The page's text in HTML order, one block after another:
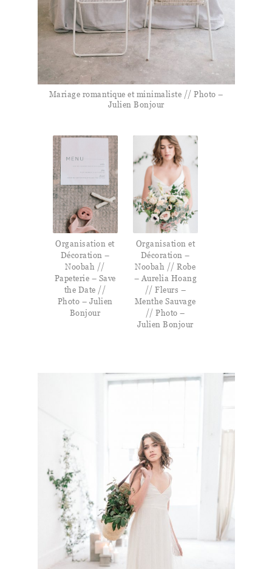
Mariage romantique et minimaliste // Photo –
Julien Bonjour
Organisation et
Décoration –
Noobah //
Papeterie – Save
the Date //
Photo – Julien
Bonjour
Organisation et
Décoration –
Noobah // Robe
– Aurelia Hoang
// Fleurs –
Menthe Sauvage
// Photo –
Julien Bonjour